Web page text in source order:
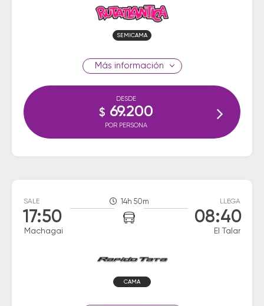
SEMICAMA
información
DESDE
$ 69.200
POR PERSONA
SALE
17:50
Machagai
14h 50m LLEGA
08:40
El Talar
CAMA